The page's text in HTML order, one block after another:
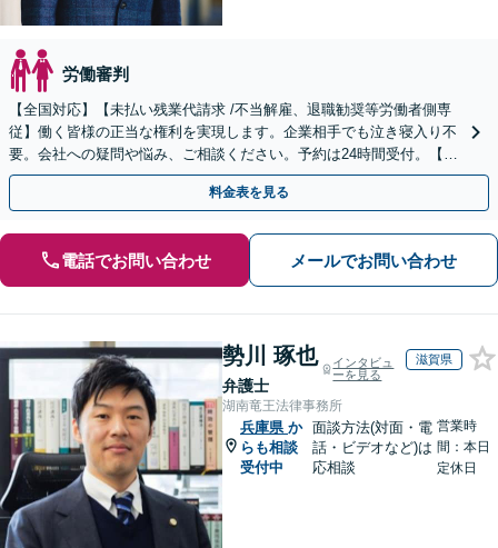
労働審判
【全国対応】【未払い残業代請求 /不当解雇、退職勧奨等労働者側専
従】働く皆様の正当な権利を実現します。企業相手でも泣き寝入り不
要。会社への疑問や悩み、ご相談ください。予約は24時間受付。【初
回面談無料】【夜間・休日対応可】
料金表を見る
電話でお問い合わせ メールでお問い合わせ
勢川 琢也
弁護士
インタビュ
ーを見る
滋賀県
湖南竜王法律事務所
兵庫県 か
らも相談
受付中
面談方法(対面・電
話・ビデオなど)は
応相談
営業時
間：本日
定休日